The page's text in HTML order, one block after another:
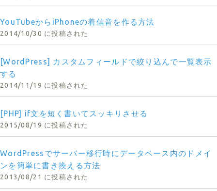
YouTubeからiPhoneの着信音を作る方法
2014/10/30 に投稿された
[WordPress] カスタムフィールドで絞り込んで一覧表示
する
2014/11/19 に投稿された
[PHP] if文を短く書いてスッキリさせる
2015/08/19 に投稿された
WordPressでサーバー移行時にデータベース内のドメイ
ンを簡単に書き換える方法
2013/08/21 に投稿された